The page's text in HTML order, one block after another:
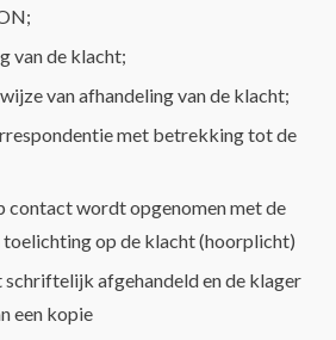
van de klacht;
van afhandeling van de klacht;
met betrekking tot de
contact wordt opgenomen met de
toelichting op de klacht (hoorplicht)
afgehandeld en de klager
een kopie